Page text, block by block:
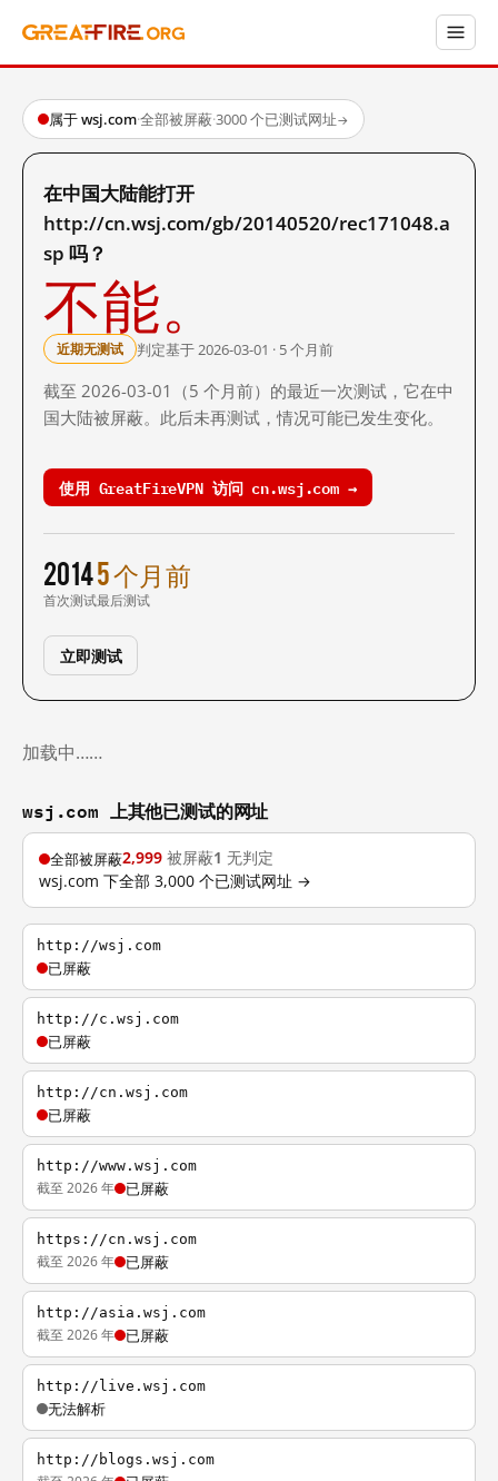
属于 wsj.com·全部被屏蔽·3000 个已测试网址→
在中国大陆能打开
http://cn.wsj.com/gb/20140520/rec171048.a
sp 吗？
不能。
近期无测试 判定基于 2026-03-01 · 5 个月前
截至 2026-03-01（5 个月前）的最近一次测试，它在中
国大陆被屏蔽。此后未再测试，情况可能已发生变化。
使用 GreatFireVPN 访问 cn.wsj.com →
2014
首次测试
5 个月前
最后测试
立即测试
加载中……
wsj.com 上其他已测试的网址
全部被屏蔽2,999 被屏蔽1 无判定
wsj.com 下全部 3,000 个已测试网址 →
http://wsj.com
已屏蔽
http://c.wsj.com
已屏蔽
http://cn.wsj.com
已屏蔽
http://www.wsj.com
截至 2026 年 已屏蔽
https://cn.wsj.com
截至 2026 年 已屏蔽
http://asia.wsj.com
截至 2026 年 已屏蔽
http://live.wsj.com
无法解析
http://blogs.wsj.com